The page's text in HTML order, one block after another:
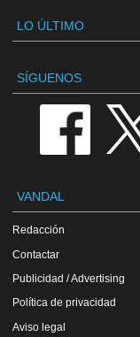
LO ÚLTIMO
SÍGUENOS
VANDAL
Redacción
Contactar
Publicidad / Advertising
Política de privacidad
Aviso legal